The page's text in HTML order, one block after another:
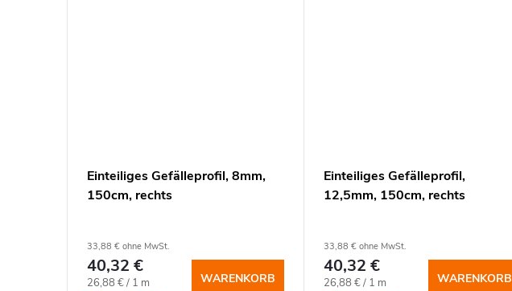
Einteiliges Gefälleprofil, 8mm,
150cm, rechts
33,88 € ohne MwSt.
40,32 €
Verkaufspreis:
26,88 € / 1 m
WARENKORB
Einteiliges Gefälleprofil,
12,5mm, 150cm, rechts
33,88 € ohne MwSt.
40,32 €
Verkaufspreis:
26,88 € / 1 m
WARENKORB